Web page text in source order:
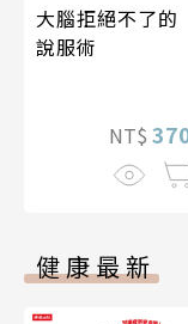
大腦拒絕不了的
說服術
NT$
健康最新